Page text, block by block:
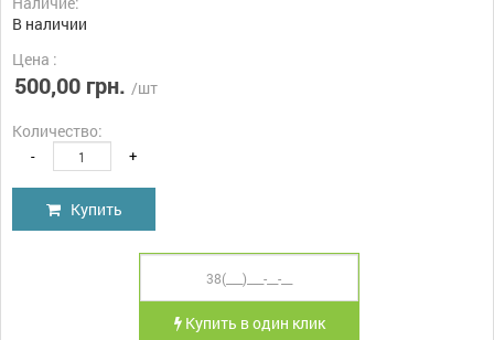
В наличии
Цена :
500,00 грн. /шт
Количество:
- +
Купить
Купить в один клик